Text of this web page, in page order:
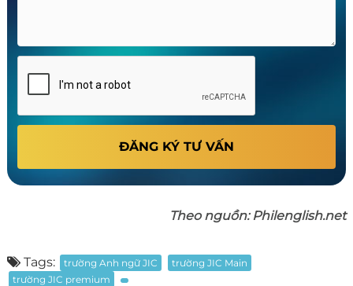
ĐĂNG KÝ TƯ VẤN
Theo nguồn: Philenglish.net
Tags: trường Anh ngữ JIC
trường JIC Main
trường JIC premium